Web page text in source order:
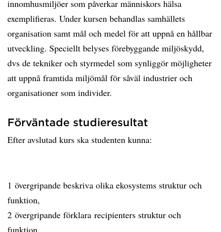
innomhusmiljöer som påverkar människors hälsa
exemplifieras. Under kursen behandlas samhällets
organisation samt mål och medel för att uppnå en hållbar
utveckling. Speciellt belyses förebyggande miljöskydd,
dvs de tekniker och styrmedel som synliggör möjligheter
att uppnå framtida miljömål för såväl industrier och
organisationer som individer.
Förväntade studieresultat
Efter avslutad kurs ska studenten kunna:
1 övergripande beskriva olika ekosystems struktur och
funktion,
2 övergripande förklara recipienters struktur och
funktion,